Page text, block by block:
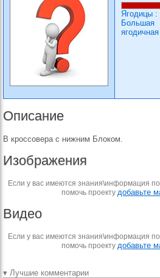
Ягодицы :
Большая
Описание
В кроссовера с нижним Блоком.
Изображения
Если у вас имеются знания\информация
помочь проекту добавьте
Видео
Если у вас имеются знания\информация
помочь проекту добавьте
▾ Лучшие комментарии